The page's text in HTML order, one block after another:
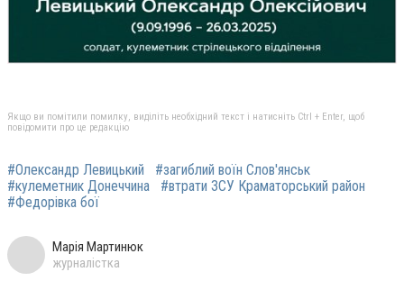
Якщо ви помітили помилку, виділіть необхідний текст і натисніть Ctrl + Enter, щоб
повідомити про це редакцію
#Олександр Левицький
#загиблий воїн Слов'янськ
#кулеметник Донеччина
#втрати ЗСУ Краматорський район
#Федорівка бої
Марія Мартинюк
журналістка